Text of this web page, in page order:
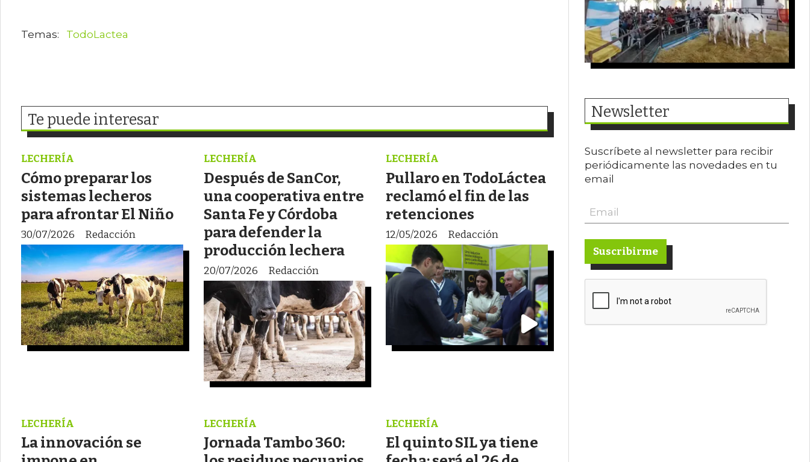
TodoLactea
Te puede interesar
Cómo preparar los
sistemas lecheros
para afrontar El Niño
Redacción
LECHERÍA
30/07/2026
Después de SanCor,
una cooperativa entre
Santa Fe y Córdoba
para defender la
producción lechera
Redacción
LECHERÍA
20/07/2026
Pullaro en TodoLáctea
reclamó el fin de las
retenciones
Redacción
LECHERÍA
12/05/2026
La innovación se
LECHERÍA
Jornada Tambo 360:
LECHERÍA
El quinto SIL ya tiene
LECHERÍA
Newsletter
Suscríbete al newsletter para recibir
periódicamente las novedades en tu
email
Suscribirme